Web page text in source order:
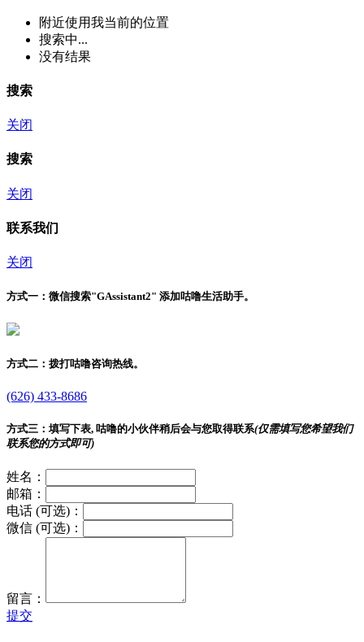
附近使用我当前的位置
搜索中...
没有结果
搜索
关闭
搜索
关闭
联系我们
关闭
方式一： 微信搜索"GAssistant2" 添加咕噜生活助手。
方式二： 拨打咕噜咨询热线。
(626) 433-8686
方式三： 填写下表, 咕噜的小伙伴稍后会与您取得联系(仅需填写您希望我们
联系您的方式即可)
姓名：
邮箱：
电话 (可选)：
微信 (可选)：
留言：
提交